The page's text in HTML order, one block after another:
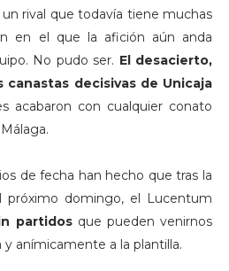
rival que todavía tiene muchas
en el que la afición aún anda
No pudo ser. El desacierto,
canastas decisivas de Unicaja
acabaron con cualquier conato
de fecha han hecho que tras la
próximo domingo, el Lucentum
partidos que pueden venirnos
y anímicamente a la plantilla.